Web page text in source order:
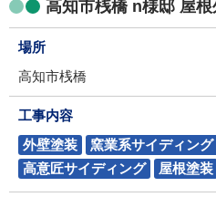
高知市桟橋 n様邸 屋
場所
高知市桟橋
工事内容
外壁塗装
窯業系サイディン
高意匠サイディング
屋根塗装